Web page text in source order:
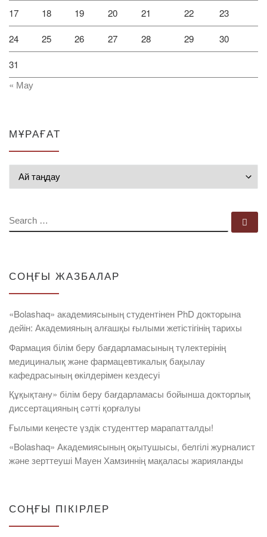
17 18 19 20 21 22 23
24 25 26 27 28 29 30
31
« Мау
МҰРАҒАТ
SEARCH
СОҢҒЫ ЖАЗБАЛАР
«Bolashaq» академиясының студентінен PhD докторына
дейін: Академияның алғашқы ғылыми жетістігінің тарихы
Фармация білім беру бағдарламасының түлектерінің
медициналық және фармацевтикалық бақылау
кафедрасының өкілдерімен кездесуі
Құқықтану» білім беру бағдарламасы бойынша докторлық
диссертацияның сәтті қорғалуы
Ғылыми кеңесте үздік студенттер марапатталды!
«Bolashaq» Академиясының оқытушысы, белгілі журналист
және зерттеуші Мауен Хамзиннің мақаласы жарияланды
СОҢҒЫ ПІКІРЛЕР